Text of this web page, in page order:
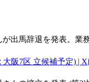
出馬辞退を発表。業
阪7区 立候補予定) | X